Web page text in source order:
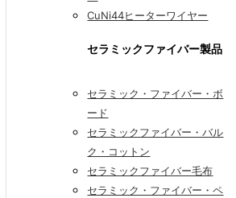
CuNi44ヒーターワイヤー
セラミックファイバー製品
セラミック・ファイバー・ボ
ード
セラミックファイバー・バル
ク・コットン
セラミックファイバー毛布
セラミック・ファイバー・ペ